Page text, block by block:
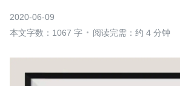
2020-06-09
本文字数：1067 字
阅读完需：约 4 分钟